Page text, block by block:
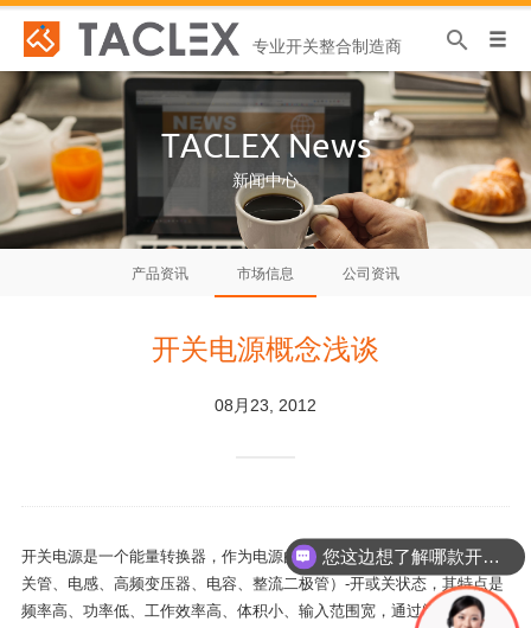
专业开关整合制造商
TACLEX News
新闻中心
产品资讯 市场信息 公司资讯
开关电源概念浅谈
08月23, 2012
开关电源是一个能量转换器，作为电源的功率器件工作在开关状况（开
关管、电感、高频变压器、电容、整流二极管）-开或关状态，其特点是
频率高、功率低、工作效率高、体积小、输入范围宽，通过闭环系统调
您这边想了解哪款开关？